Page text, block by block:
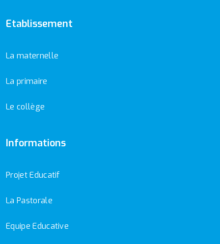
Etablissement
La maternelle
La primaire
Le collège
Informations
Projet Educatif
La Pastorale
Equipe Educative